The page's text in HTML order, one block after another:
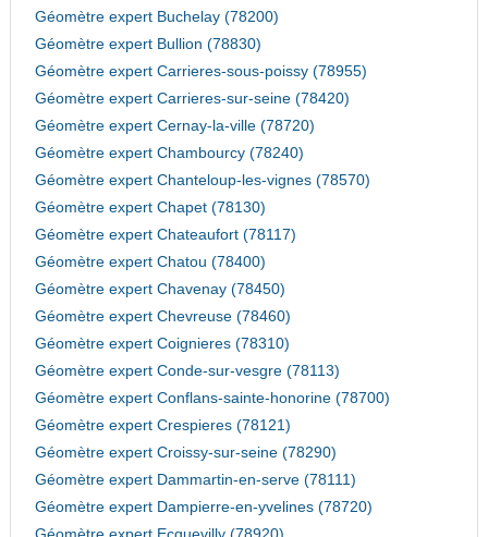
Géomètre expert Buchelay (78200)
Géomètre expert Bullion (78830)
Géomètre expert Carrieres-sous-poissy (78955)
Géomètre expert Carrieres-sur-seine (78420)
Géomètre expert Cernay-la-ville (78720)
Géomètre expert Chambourcy (78240)
Géomètre expert Chanteloup-les-vignes (78570)
Géomètre expert Chapet (78130)
Géomètre expert Chateaufort (78117)
Géomètre expert Chatou (78400)
Géomètre expert Chavenay (78450)
Géomètre expert Chevreuse (78460)
Géomètre expert Coignieres (78310)
Géomètre expert Conde-sur-vesgre (78113)
Géomètre expert Conflans-sainte-honorine (78700)
Géomètre expert Crespieres (78121)
Géomètre expert Croissy-sur-seine (78290)
Géomètre expert Dammartin-en-serve (78111)
Géomètre expert Dampierre-en-yvelines (78720)